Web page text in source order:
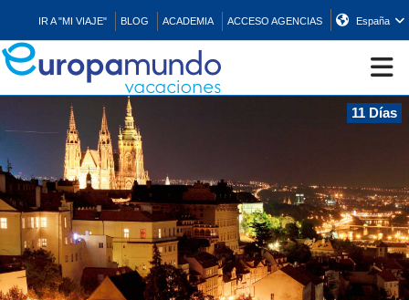
IR A "MI VIAJE" BLOG ACADEMIA ACCESO AGENCIAS España
EUROPA
ASIA
ORIENTE
11 Días